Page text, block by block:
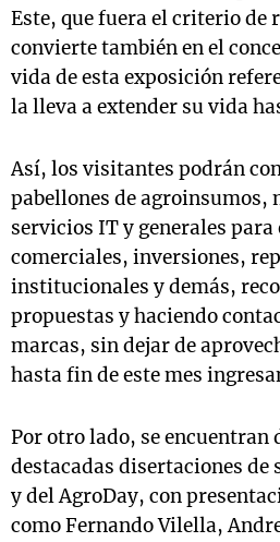
Este, que fuera el criterio de
convierte también en el
vida de esta exposición
la lleva a extender su vida
Así, los visitantes podrán
pabellones de agroinsumos,
servicios IT y generales
comerciales, inversiones,
institucionales y demás,
propuestas y haciendo
marcas, sin dejar de
hasta fin de este mes
Por otro lado, se encuentran
destacadas disertaciones de
y del AgroDay, con
como Fernando Vilella,